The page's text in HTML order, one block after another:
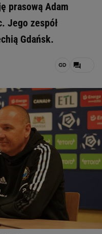
prasową Adam
Jego zespół
Gdańsk.